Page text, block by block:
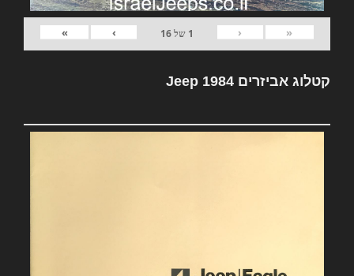
«
‹
1 של16
›
»
קטלוג אביזרים Jeep 1984